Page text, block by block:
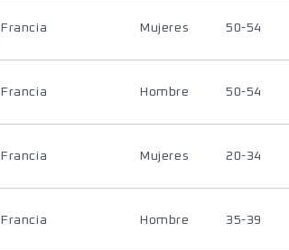
Francia Mujeres 50-54
Francia Hombre 50-54
Francia Mujeres 20-34
Francia Hombre 35-39